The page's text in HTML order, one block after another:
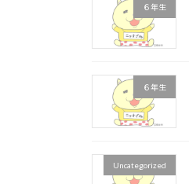
６年生
６年生
Uncategorized